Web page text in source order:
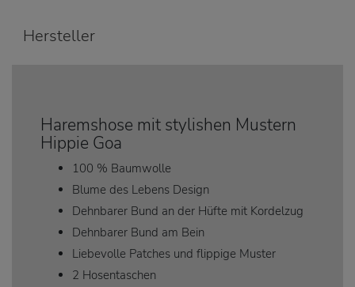
Hersteller
Haremshose mit stylishen Mustern
Hippie Goa
100 % Baumwolle
Blume des Lebens Design
Dehnbarer Bund an der Hüfte mit Kordelzug
Dehnbarer Bund am Bein
Liebevolle Patches und flippige Muster
2 Hosentaschen